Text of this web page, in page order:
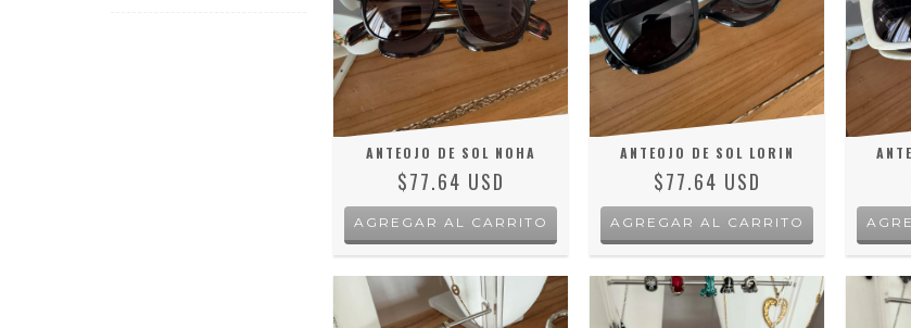
ANTEOJO DE SOL NOHA
$77.64 USD
ANTEOJO DE SOL LORIN
$77.64 USD